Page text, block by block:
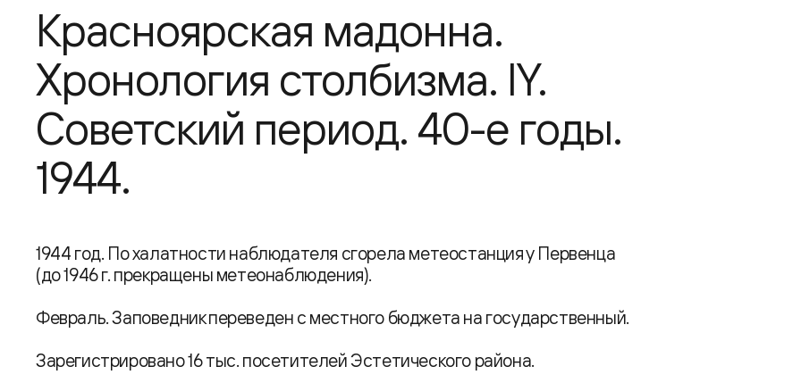
Красноярская мадонна.
Хронология столбизма. IY.
Советский период. 40-е годы.
1944.
1944 год. По халатности наблюдателя сгорела метеостанция у Первенца
(до 1946 г. прекращены метеонаблюдения).
Февраль. Заповедник переведен с местного бюджета на государственный.
Зарегистрировано 16 тыс. посетителей Эстетического района.